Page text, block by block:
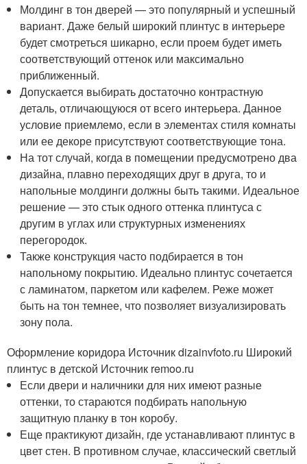
Молдинг в тон дверей — это популярный и успешный
вариант. Даже белый широкий плинтус в интерьере
будет смотреться шикарно, если проем будет иметь
соответствующий оттенок или максимально
приближенный.
Допускается выбирать достаточно контрастную
деталь, отличающуюся от всего интерьера. Данное
условие приемлемо, если в элементах стиля комнаты
или ее декоре присутствуют соответствующие тона.
На тот случай, когда в помещении предусмотрено два
дизайна, плавно переходящих друг в друга, то и
напольные молдинги должны быть такими. Идеальное
решение — это стык одного оттенка плинтуса с
другим в углах или структурных изменениях
перегородок.
Также конструкция часто подбирается в тон
напольному покрытию. Идеально плинтус сочетается
с ламинатом, паркетом или кафелем. Реже может
быть на тон темнее, что позволяет визуализировать
зону пола.
Оформление коридора Источник dizainvfoto.ru Широкий
плинтус в детской Источник remoo.ru
Если двери и наличники для них имеют разные
оттенки, то стараются подбирать напольную
защитную планку в тон коробу.
Еще практикуют дизайн, где устанавливают плинтус в
цвет стен. В противном случае, классический светлый